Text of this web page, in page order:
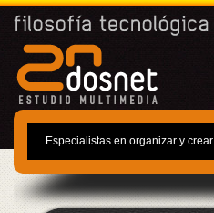
Especialistas en organizar y crear